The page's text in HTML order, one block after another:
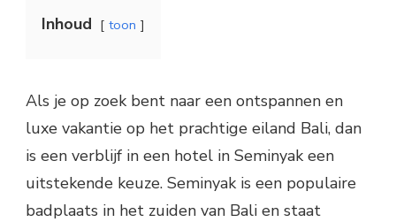
Inhoud toon
Als je op zoek bent naar een ontspannen en
luxe vakantie op het prachtige eiland Bali, dan
is een verblijf in een hotel in Seminyak een
uitstekende keuze. Seminyak is een populaire
badplaats in het zuiden van Bali en staat